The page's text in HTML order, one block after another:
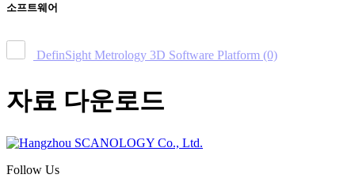
소프트웨어
DefinSight Metrology 3D Software Platform (0)
자료 다운로드
Follow Us